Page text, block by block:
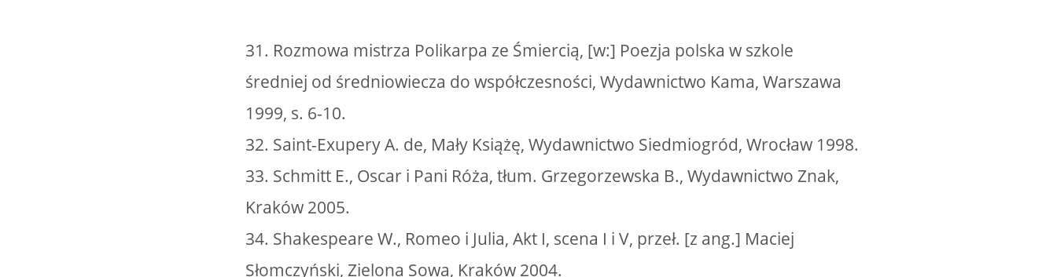
31. Rozmowa mistrza Polikarpa ze Śmiercią, [w:] Poezja polska w szkole
średniej od średniowiecza do współczesności, Wydawnictwo Kama, Warszawa
1999, s. 6-10.
32. Saint-Exupery A. de, Mały Książę, Wydawnictwo Siedmiogród, Wrocław 1998.
33. Schmitt E., Oscar i Pani Róża, tłum. Grzegorzewska B., Wydawnictwo Znak,
Kraków 2005.
34. Shakespeare W., Romeo i Julia, Akt I, scena I i V, przeł. [z ang.] Maciej
Słomczyński, Zielona Sowa, Kraków 2004.